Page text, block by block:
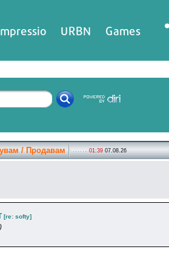
URBN Games
/ Продавам 01:39 07.08.26
[re: softy]